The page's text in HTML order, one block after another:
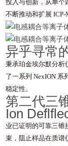
投入与创新，从单个
不断推动和扩展 ICP-
异乎寻常
秉承珀金埃尔默分析
了一系列 NexION
稳定性。
第二代三
Ion
业已证明的可靠三锥
束，阻止样品在质谱